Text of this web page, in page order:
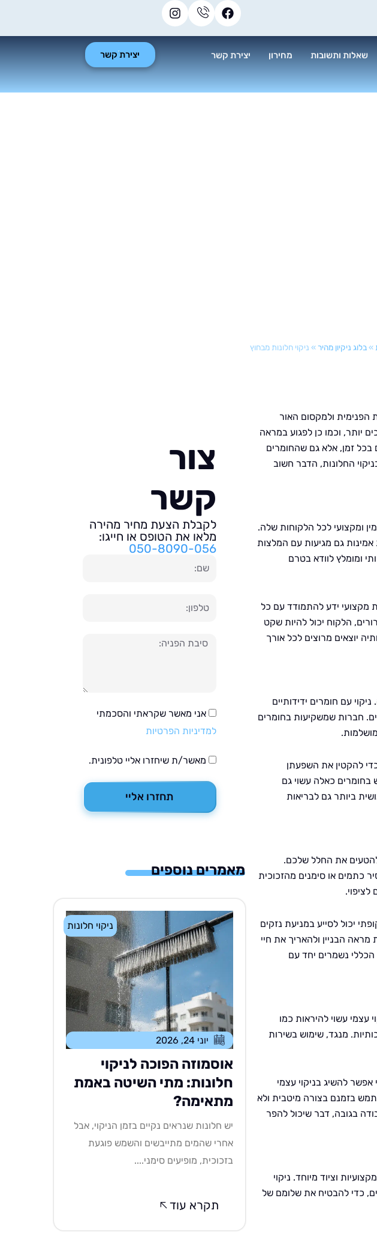
שאלות ותשובות מחירון יצירת קשר יצירת קשר
»בלוג ניקיון מהיר» ניקוי חלונות מבחוץ
ולמקסום האור
יותר, וכמו כן לפגוע במראה
בכל זמן, אלא גם שהחומרים
החלונות, הדבר חשוב
ומקצועי לכל הלקוחות שלה.
גם מגיעות עם המלצות
ומומלץ לוודא בטרם
מקצועי ידע להתמודד עם כל
הלקוח יכול להיות שקט
יוצאים מרוצים לכל אורך
עם חומרים ידידותיים
חברות שמשקיעות בחומרים
להקטין את השפעתן
בחומרים כאלה עשוי גם
ביותר גם לבריאות
את החלל שלכם.
כתמים או סימנים מהזכוכית
יכול לסייע במניעת נזקים
הבניין ולהאריך את חיי
נשמרים יחד עם
עשוי להיראות כמו
מנגד, שימוש בשירות
להשיג בניקוי עצמי
בזמנם בצורה מיטבית ולא
בגובה, דבר שיכול להפר
וציוד מיוחד. ניקוי
כדי להבטיח את שלומם של
צור
קשר
לקבלת הצעת מחיר מהירה
מלאו את הטופס או חייגו:
050-8090-056
טלפון
הודעה
אני מאשר שקראתי והסכמתי
למדיניות הפרטיות
מאשר/ת שיחזרו אליי טלפונית.
תחזרו אליי
מאמרים נוספים
ניקוי חלונות
יוני 24, 2026
אוסמוזה הפוכה לניקוי
חלונות: מתי השיטה באמת
מתאימה?
יש חלונות שנראים נקיים בזמן הניקוי, אבל
אחרי שהמים מתייבשים והשמש פוגעת
בזכוכית, מופיעים סימני....
תקרא עוד